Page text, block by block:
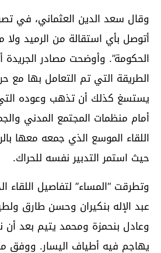
وقال سعد الدين العثماني، في
أتوصل بأي استقالة من الرميد
الحكومة”. وأوضحت مصادر
الطريقة التي تم التعامل بها مع
يستسغ كذلك أن تذهب وعوده
أمام منظمات المجتمع المدني
اللقاء الموسع الذي جمعه معها
حيث استمر التدبير نفسه للحراك.
وتطرقت “المساء” لتفاصيل
عبد الإله بنكيران وحسن طارق
وعادل بنحمزة ومحمد يتيم بعد أن
يهاجم فيه أطياف اليسار. ووفق